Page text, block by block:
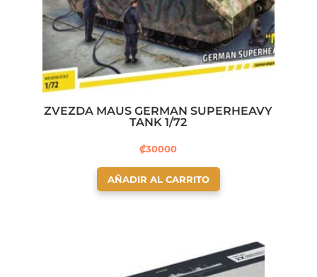
ZVEZDA MAUS GERMAN SUPERHEAVY
TANK 1/72
₡30000
AÑADIR AL CARRITO